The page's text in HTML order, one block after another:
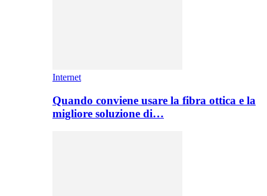
Internet
Quando conviene usare la fibra ottica e la
migliore soluzione di…